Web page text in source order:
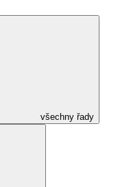
všechny řady